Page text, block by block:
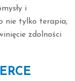
i
nie tylko terapia,
zdolności